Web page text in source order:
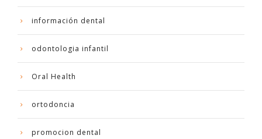
información dental
odontologia infantil
Oral Health
ortodoncia
promocion dental